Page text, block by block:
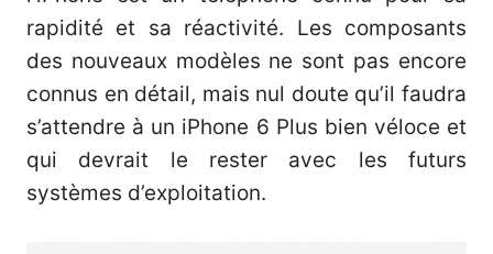
rapidité et sa réactivité. Les composants
des nouveaux modèles ne sont pas encore
connus en détail, mais nul doute qu’il faudra
s’attendre à un iPhone 6 Plus bien véloce et
qui devrait le rester avec les futurs
systèmes d’exploitation.